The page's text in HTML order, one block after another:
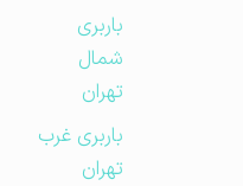
باربری
شمال
تهران
باربری غرب
تهران